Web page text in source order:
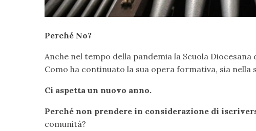
Perché No?
Anche nel tempo della pandemia la Scuola
Como ha continuato la sua opera formativa, sia nella
Ci aspetta un nuovo anno.
Perché non prendere in considerazione di
comunità?